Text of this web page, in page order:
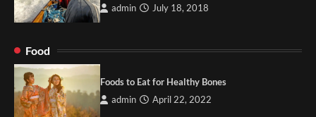
admin July 18, 2018
Food
Foods to Eat for Healthy Bones
admin April 22, 2022